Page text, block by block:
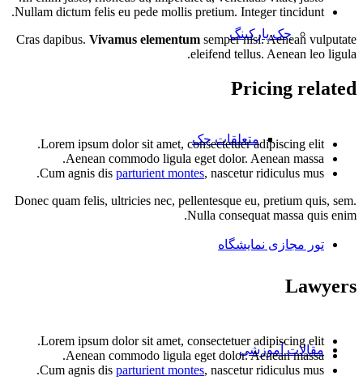
جک پارکینگ
متعلقات جک
تور مجازی نمایشگاه
مقالات آموزشی
Nullam dictum felis eu pede mollis pretium. Integer tincidunt.
Cras dapibus. Vivamus elementum semper nisi. Aenean vulputate
eleifend tellus. Aenean leo ligula.
Pricing related
Lorem ipsum dolor sit amet, consectetuer adipiscing elit.
Aenean commodo ligula eget dolor. Aenean massa.
Cum agnis dis parturient montes, nascetur ridiculus mus.
Donec quam felis, ultricies nec, pellentesque eu, pretium quis, sem.
Nulla consequat massa quis enim.
Lawyers
Lorem ipsum dolor sit amet, consectetuer adipiscing elit.
Aenean commodo ligula eget dolor. Aenean massa.
Cum agnis dis parturient montes, nascetur ridiculus mus.